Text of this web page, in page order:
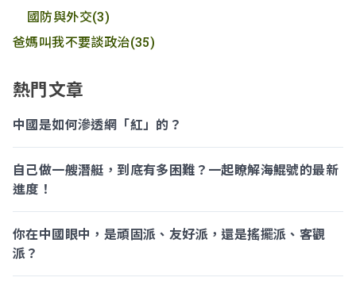
國防與外交(3)
爸媽叫我不要談政治(35)
熱門文章
中國是如何滲透網「紅」的？
自己做一艘潛艇，到底有多困難？一起瞭解海鯤號的最新
進度！
你在中國眼中，是頑固派、友好派，還是搖擺派、客觀
派？